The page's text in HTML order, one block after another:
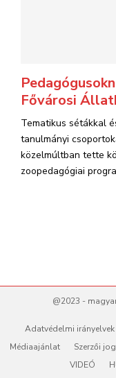
Fővárosi
Tematikus sétákkal
tanulmányi
közelmúltban tette
zoopedagógiai
@2023 -
Adatvédelmi irányelvek
Médiaajánlat
Szerzői
VIDEÓ